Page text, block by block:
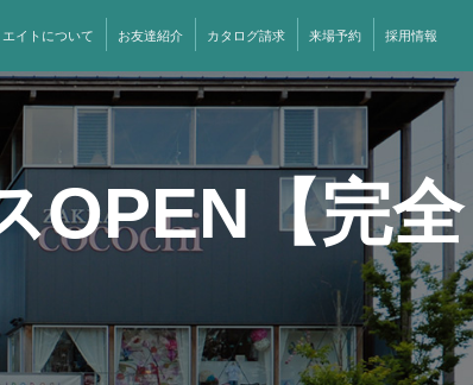
イトについて お友達紹介 カタログ請求 来場予約 採用情報
OPEN【完全